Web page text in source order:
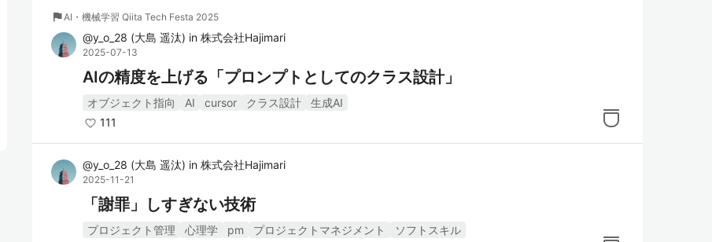
flag AI・機械学習 Qiita Tech Festa 2025
@y_o_28 (大島 遥汰) in 株式会社Hajimari
2025-07-13
AIの精度を上げる「プロンプトとしてのクラス設計」
オブジェクト指向 AI cursor クラス設計
生成AI
111
@y_o_28 (大島 遥汰) in 株式会社Hajimari
2025-11-21
「謝罪」しすぎない技術
プロジェクト管理 心理学 pm プロジェクトマネジメント
ソフトスキル